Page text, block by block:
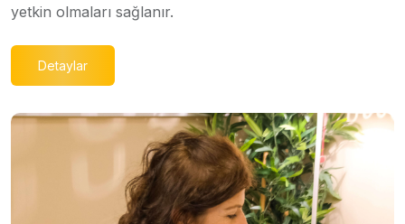
yetkin olmaları sağlanır.
Detaylar